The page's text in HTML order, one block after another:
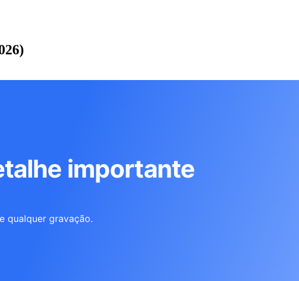
importante
qualquer gravação.